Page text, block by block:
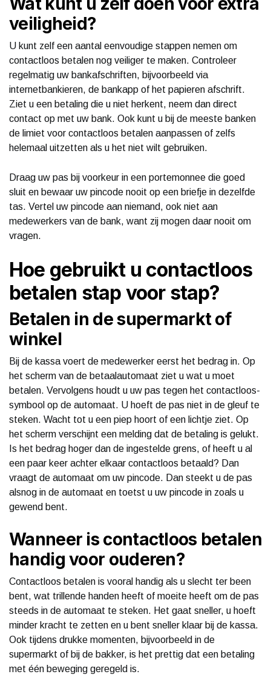
veiligheid?
U kunt zelf een aantal eenvoudige stappen nemen om
contactloos betalen nog veiliger te maken. Controleer
regelmatig uw bankafschriften, bijvoorbeeld via
internetbankieren, de bankapp of het papieren afschrift.
Ziet u een betaling die u niet herkent, neem dan direct
contact op met uw bank. Ook kunt u bij de meeste banken
de limiet voor contactloos betalen aanpassen of zelfs
helemaal uitzetten als u het niet wilt gebruiken.
Draag uw pas bij voorkeur in een portemonnee die goed
sluit en bewaar uw pincode nooit op een briefje in dezelfde
tas. Vertel uw pincode aan niemand, ook niet aan
medewerkers van de bank, want zij mogen daar nooit om
vragen.
Hoe gebruikt u contactloos
betalen stap voor stap?
Betalen in de supermarkt of
winkel
Bij de kassa voert de medewerker eerst het bedrag in. Op
het scherm van de betaalautomaat ziet u wat u moet
betalen. Vervolgens houdt u uw pas tegen het contactloos-
symbool op de automaat. U hoeft de pas niet in de gleuf te
steken. Wacht tot u een piep hoort of een lichtje ziet. Op
het scherm verschijnt een melding dat de betaling is gelukt.
Is het bedrag hoger dan de ingestelde grens, of heeft u al
een paar keer achter elkaar contactloos betaald? Dan
vraagt de automaat om uw pincode. Dan steekt u de pas
alsnog in de automaat en toetst u uw pincode in zoals u
gewend bent.
Wanneer is contactloos betalen
handig voor ouderen?
Contactloos betalen is vooral handig als u slecht ter been
bent, wat trillende handen heeft of moeite heeft om de pas
steeds in de automaat te steken. Het gaat sneller, u hoeft
minder kracht te zetten en u bent sneller klaar bij de kassa.
Ook tijdens drukke momenten, bijvoorbeeld in de
supermarkt of bij de bakker, is het prettig dat een betaling
met één beweging geregeld is.